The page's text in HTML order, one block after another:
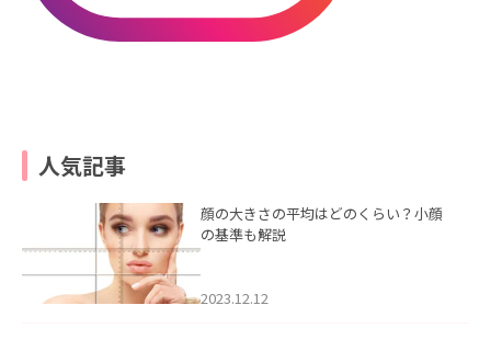
人気記事
顔の大きさの平均はどのくらい？小顔
の基準も解説
2023.12.12